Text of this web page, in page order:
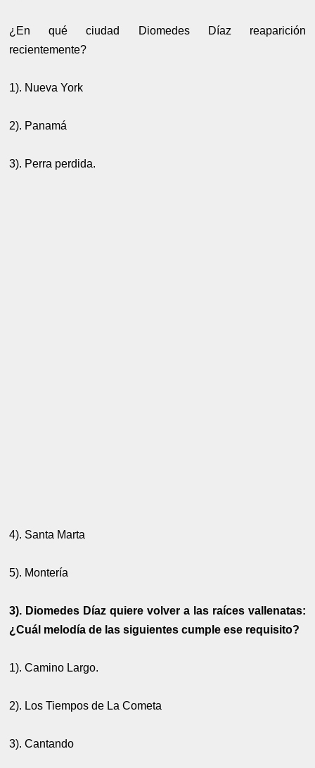
¿En qué ciudad Diomedes Díaz reaparición
recientemente?
1). Nueva York
2). Panamá
3). Perra perdida.
4). Santa Marta
5). Montería
3). Diomedes Díaz quiere volver a las raíces vallenatas:
¿Cuál melodía de las siguientes cumple ese requisito?
1). Camino Largo.
2). Los Tiempos de La Cometa
3). Cantando